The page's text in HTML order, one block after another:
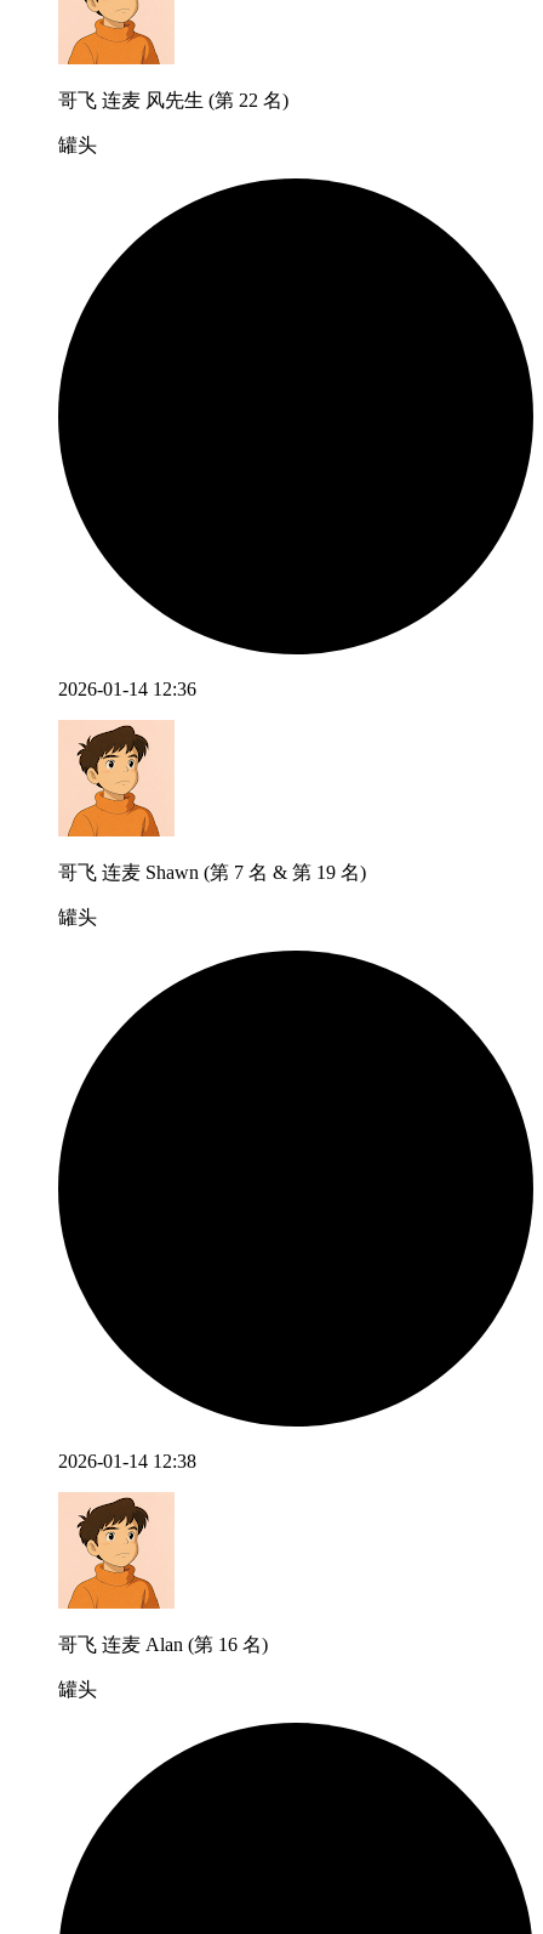
哥飞 连麦 风先生 (第 22 名)
罐头
2026-01-14 12:36
哥飞 连麦 Shawn (第 7 名 & 第 19 名)
罐头
2026-01-14 12:38
哥飞 连麦 Alan (第 16 名)
罐头